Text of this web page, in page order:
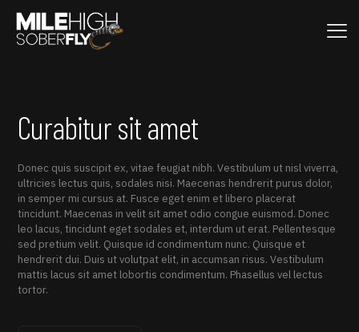
Curabitur sit amet
Donec quis suscipit ex, vitae feugiat nibh. Vestibulum ut nisl viverra,
ultricies lectus quis, sodales nisi. Maecenas hendrerit purus dolor,
in semper mi cursus at. Fusce eget enim et libero placerat
tincidunt. Maecenas in velit sit amet odio congue euismod. Donec
leo lacus, tincidunt eget sodales et, interdum ut erat. Pellentesque
sed pretium velit. Quisque id condimentum nunc. Quisque et
hendrerit dui. Duis ut volutpat elit, in accumsan risus. Vestibulum
mattis lacus sit amet lobortis condimentum. Phasellus vel lectus
tortor.